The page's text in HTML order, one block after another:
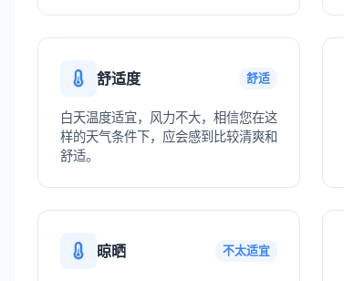
舒适度 舒适
白天温度适宜，风力不大，相信您在这
样的天气条件下，应会感到比较清爽和
舒适。
晾晒 不太适宜